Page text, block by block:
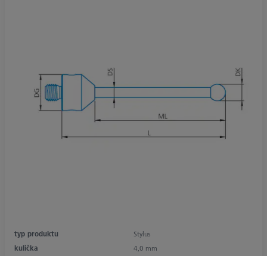
typ produktu
Stylus
kulička
4,0 mm